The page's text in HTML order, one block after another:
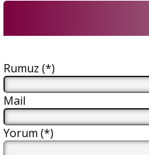
Rumuz (*)
Mail
Yorum (*)